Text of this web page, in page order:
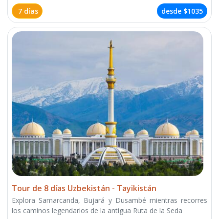
7 días desde $1035
Tour de 8 días Uzbekistán - Tayikistán
Explora Samarcanda, Bujará y Dusambé mientras recorres
los caminos legendarios de la antigua Ruta de la Seda